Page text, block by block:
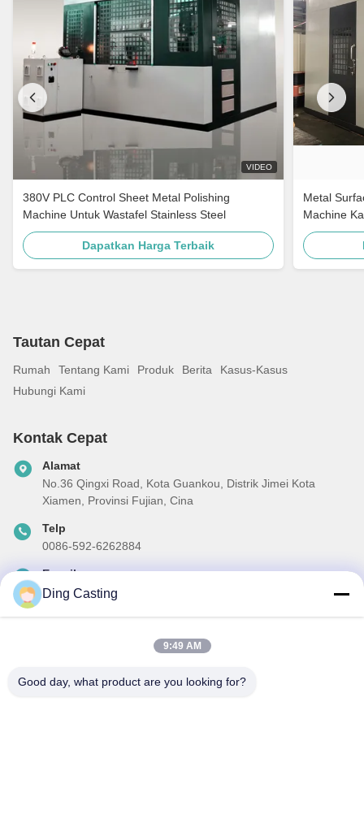
VIDEO
380V PLC Control Sheet Metal Polishing
Machine Untuk Wastafel Stainless Steel
Dapatkan Harga Terbaik
Metal
Machine
Rinsing
Tautan Cepat
Rumah Tentang Kami Produk Berita
Kasus-Kasus
Hubungi Kami
Kontak Cepat
Alamat
No.36 Qingxi Road, Kota Guankou, Distrik Jimei Kota
Xiamen, Provinsi Fujian, Cina
Telp
0086-592-6262884
E-mail
dzivy@idzxm.cn
Langganan buletin kami untuk diskon dan banyak lagi.
Ding Casting
9:49 AM
Good day, what product are you looking for?